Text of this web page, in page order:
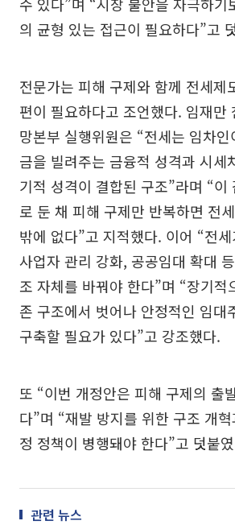
의 균형 있는 접근이 필요하다”고
전문가는 피해 구제와 함께 전세제
편이 필요하다고 조언했다. 임재만
망본부 실행위원은 “전세는 임차
금을 빌려주는 금융적 성격과 시세
기적 성격이 결합된 구조”라며 “이
로 둔 채 피해 구제만 반복하면 전
밖에 없다”고 지적했다. 이어 “전
사업자 관리 강화, 공공임대 확대
조 자체를 바꿔야 한다”며 “장기적
존 구조에서 벗어나 안정적인 임대
구축할 필요가 있다”고 강조했다.
또 “이번 개정안은 피해 구제의 출
다”며 “재발 방지를 위한 구조 개
정 정책이 병행돼야 한다”고 덧붙
관련 뉴스